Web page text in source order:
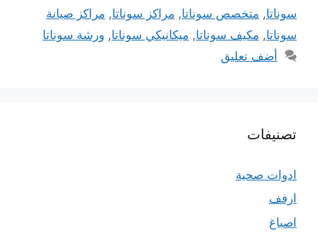
سوناتا, متخصص سوناتا, مراكز سوناتا, مراكز صيانة
سوناتا, مكيف سوناتا, ميكانيكي سوناتا, ورشة سوناتا
أضف تعليق
تصنيفات
ادوات صحية
ارفف
اصباغ